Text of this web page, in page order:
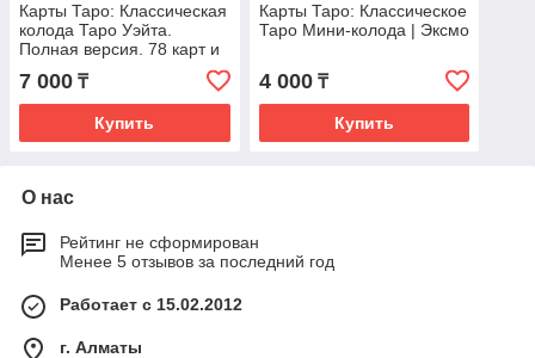
Карты Таро: Классическая
колода Таро Уэйта.
Полная версия. 78 карт и
2 пустые карты | АСТ
7 000 ₸
Купить
Карты Таро: Классическое
Таро Мини-колода | Эксмо
4 000₸
Купить
О нас
Рейтинг не сформирован
Менее 5 отзывов за последний год
Работает с 15.02.2012
г. Алматы